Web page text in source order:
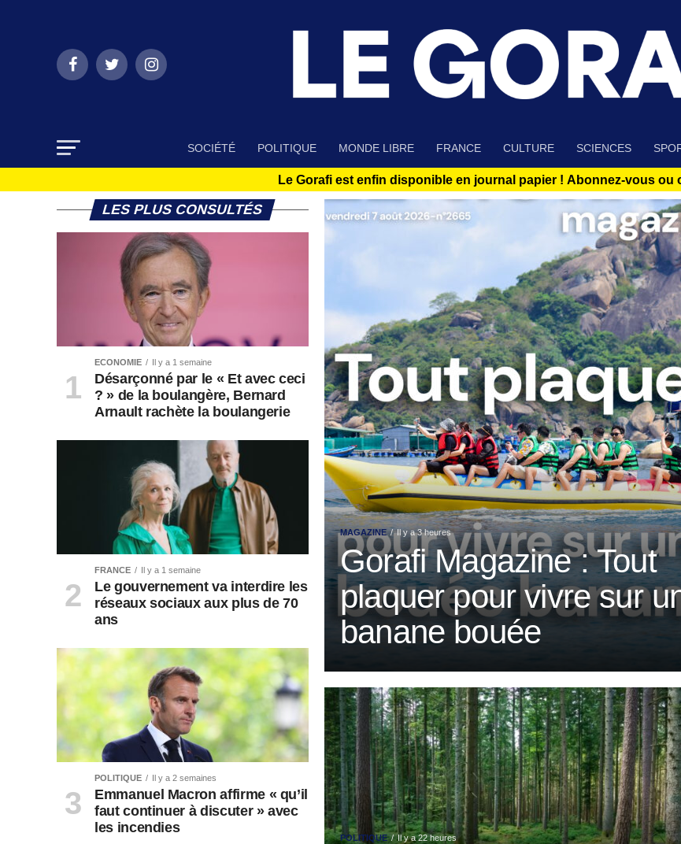
SOCIÉTÉ POLITIQUE MONDE LIBRE FRANCE CULTURE SCIENCES
Le Gorafi est enfin disponible en journal papier ! Abonnez-vous ou
MAGAZINE Il y a 3 heures
Gorafi Magazine : Tout
plaquer pour vivre sur
banane bouée
POLITIQUE Il y a 22 heures
LES PLUS CONSULTÉS
ECONOMIE Il y a 1 semaine
Désarçonné par le « Et avec ceci
? » de la boulangère, Bernard
Arnault rachète la boulangerie
FRANCE Il y a 1 semaine
Le gouvernement va interdire les
réseaux sociaux aux plus de 70
ans
POLITIQUE Il y a 2 semaines
Emmanuel Macron affirme « qu’il
faut continuer à discuter » avec
les incendies